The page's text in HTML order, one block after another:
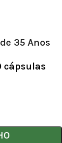
35 Anos
cápsulas